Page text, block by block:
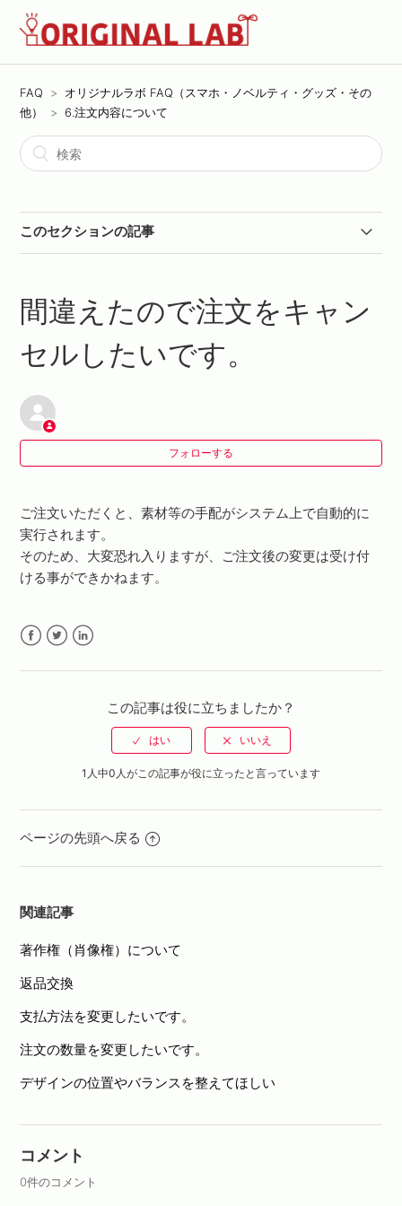
FAQ
オリジナルラボ FAQ（スマホ・ノベルティ・グッズ・その
他）
6.注文内容について
このセクションの記事
デザインの位置やバランスを整えてほしい
注文番号がわからない、メールが届かない
著作権（肖像権）について
間違えたので注文をキャンセルしたいです。
支払方法を変更したいです。
発送先の住所を変更したいです。
間違えたので注文をキャン
セルしたいです。
フォローする
ご注文いただくと、素材等の手配がシステム上で自動的に
実行されます。
そのため、大変恐れ入りますが、ご注文後の変更は受け付
ける事ができかねます。
この記事は役に立ちましたか？
1人中0人がこの記事が役に立ったと言っています
ページの先頭へ戻る
関連記事
著作権（肖像権）について
返品交換
支払方法を変更したいです。
注文の数量を変更したいです。
デザインの位置やバランスを整えてほしい
コメント
0件のコメント